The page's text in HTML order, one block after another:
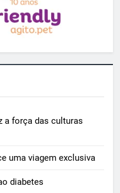
a força das culturas
uma viagem exclusiva
diabetes